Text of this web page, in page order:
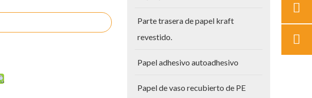
Parte trasera de papel kraft
revestido.
Papel adhesivo autoadhesivo
Papel de vaso recubierto de PE